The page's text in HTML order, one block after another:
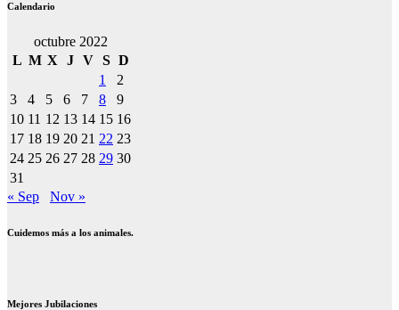
Calendario
octubre 2022
L M X J V S D
1
2
3
4 5 6 7 8
9
10 11 12 13 14 15 16
17 18 19 20 21 22 23
24 25 26 27 28 29 30
31
« Sep
Nov »
Cuidemos más a los animales.
Mejores Jubilaciones